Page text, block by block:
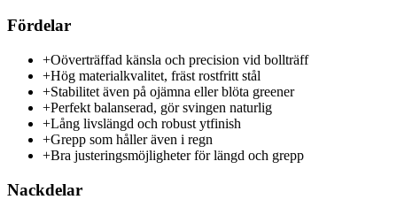
Fördelar
+Oöverträffad känsla och precision vid bollträff
+Hög materialkvalitet, fräst rostfritt stål
+Stabilitet även på ojämna eller blöta greener
+Perfekt balanserad, gör svingen naturlig
+Lång livslängd och robust ytfinish
+Grepp som håller även i regn
+Bra justeringsmöjligheter för längd och grepp
Nackdelar